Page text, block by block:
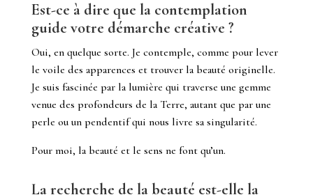
Est-ce à dire que la contemplation
guide votre démarche créative ?
Oui, en quelque sorte. Je contemple, comme pour lever
le voile des apparences et trouver la beauté originelle.
Je suis fascinée par la lumière qui traverse une gemme
venue des profondeurs de la Terre, autant que par une
perle ou un pendentif qui nous livre sa singularité.
Pour moi, la beauté et le sens ne font qu’un.
La recherche de la beauté est-elle la